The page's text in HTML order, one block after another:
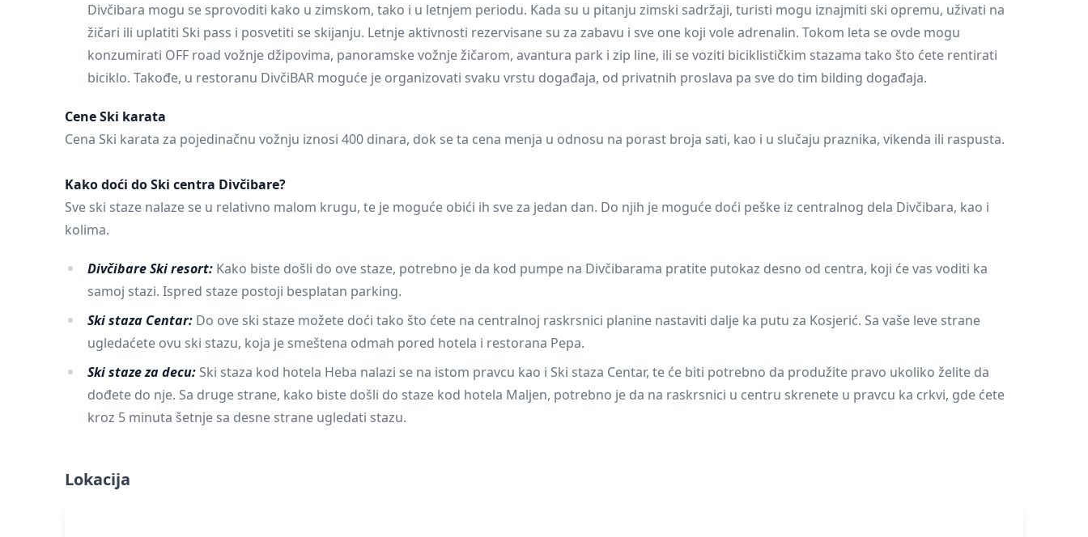
Divčibara mogu se sprovoditi kako u zimskom, tako i u letnjem periodu. Kada su u pitanju zimski sadržaji, turisti mogu iznajmiti ski opremu, uživati na
žičari ili uplatiti Ski pass i posvetiti se skijanju. Letnje aktivnosti rezervisane su za zabavu i sve one koji vole adrenalin. Tokom leta se ovde mogu
konzumirati OFF road vožnje džipovima, panoramske vožnje žičarom, avantura park i zip line, ili se voziti biciklističkim stazama tako što ćete rentirati
biciklo. Takođe, u restoranu DivčiBAR moguće je organizovati svaku vrstu događaja, od privatnih proslava pa sve do tim bilding događaja.
Cene Ski karata
Cena Ski karata za pojedinačnu vožnju iznosi 400 dinara, dok se ta cena menja u odnosu na porast broja sati, kao i u slučaju praznika, vikenda ili raspusta.
Kako doći do Ski centra Divčibare?
Sve ski staze nalaze se u relativno malom krugu, te je moguće obići ih sve za jedan dan. Do njih je moguće doći peške iz centralnog dela Divčibara, kao i
kolima.
Divčibare Ski resort: Kako biste došli do ove staze, potrebno je da kod pumpe na Divčibarama pratite putokaz desno od centra, koji će vas voditi ka
samoj stazi. Ispred staze postoji besplatan parking.
Ski staza Centar: Do ove ski staze možete doći tako što ćete na centralnoj raskrsnici planine nastaviti dalje ka putu za Kosjerić. Sa vaše leve strane
ugledaćete ovu ski stazu, koja je smeštena odmah pored hotela i restorana Pepa.
Ski staze za decu: Ski staza kod hotela Heba nalazi se na istom pravcu kao i Ski staza Centar, te će biti potrebno da produžite pravo ukoliko želite da
dođete do nje. Sa druge strane, kako biste došli do staze kod hotela Maljen, potrebno je da na raskrsnici u centru skrenete u pravcu ka crkvi, gde ćete
kroz 5 minuta šetnje sa desne strane ugledati stazu.
Lokacija